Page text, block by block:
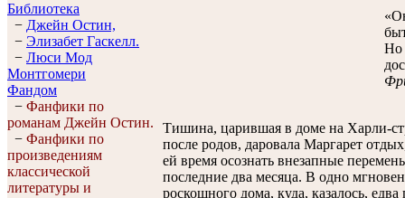
Библиотека
− Джейн Остин,
− Элизабет Гaскелл.
− Люси Мод
Монтгомери
Фандом
− Фанфики по
романам Джейн Остин.
− Фанфики по
произведениям
классической
литературы и
Но
Тишина, царившая в доме на Харли-
после родов, даровала Маргарет
ей время осознать внезапные
последние два месяца. В одно
роскошного дома, куда, казалось,